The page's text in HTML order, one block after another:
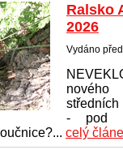
Ralsko
2026
Vydáno
středních
- pod
celý